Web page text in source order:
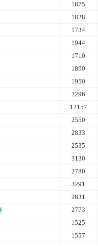
1875
1828
1734
1944
1710
1890
1950
2296
12157
2550
2833
2535
3130
2780
3291
2831
2773
1525
1557